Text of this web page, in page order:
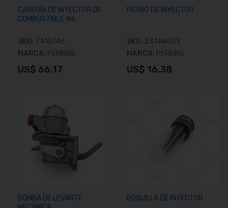
CAÑERÍA DE INYECTOR DE
COMBUSTIBLE #6
SKU: T410746
MARCA: PERKINS
US$ 66.17
PERNO DE INYECTOR
SKU: 2314W009
MARCA: PERKINS
US$ 16.38
BOMBA DE LEVANTE
BOQUILLA DE INYECTOR